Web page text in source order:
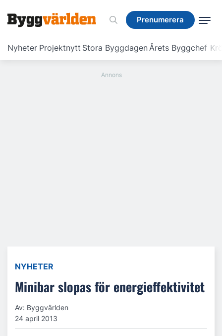
Prenumerera
Nyheter Projektnytt Stora ByggdagenÅrets Byggchef
Prenumerera
NYHETER
Minibar slopas för energieffektivitet
Av: Byggvärlden
24 april 2013